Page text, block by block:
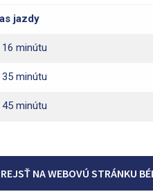
jazdy
minútu
minútu
minútu
NA WEBOVÚ STRÁNKU